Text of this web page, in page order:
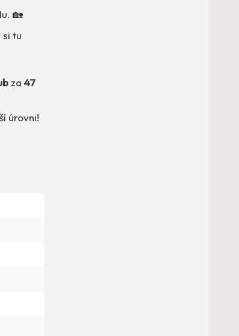
🏡
tu
za 47
úrovni!